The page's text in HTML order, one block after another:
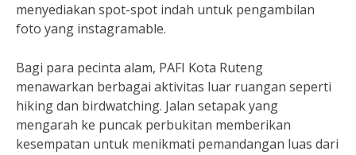
menyediakan spot-spot indah untuk pengambilan
foto yang instagramable.
Bagi para pecinta alam, PAFI Kota Ruteng
menawarkan berbagai aktivitas luar ruangan seperti
hiking dan birdwatching. Jalan setapak yang
mengarah ke puncak perbukitan memberikan
kesempatan untuk menikmati pemandangan luas dari